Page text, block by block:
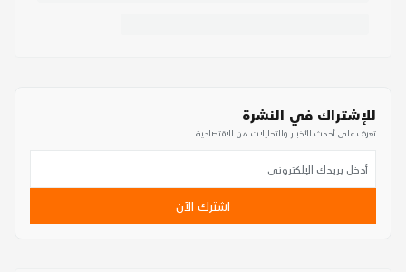
للإشتراك في النشرة
تعرف على أحدث الأخبار والتحليلات من الاقتصادية
اشترك الآن